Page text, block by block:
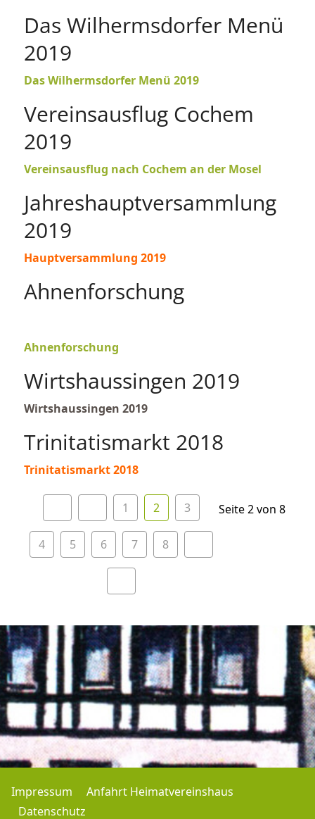
Das Wilhermsdorfer Menü
2019
Das Wilhermsdorfer Menü 2019
Vereinsausflug Cochem
2019
Vereinsausflug nach Cochem an der Mosel
Jahreshauptversammlung
2019
Hauptversammlung 2019
Ahnenforschung
Ahnenforschung
Wirtshaussingen 2019
Wirtshaussingen 2019
Trinitatismarkt 2018
Trinitatismarkt 2018
Seite 2 von 8
1 2 3
4 5 6 7 8
Impressum
Anfahrt Heimatvereinshaus
Datenschutz